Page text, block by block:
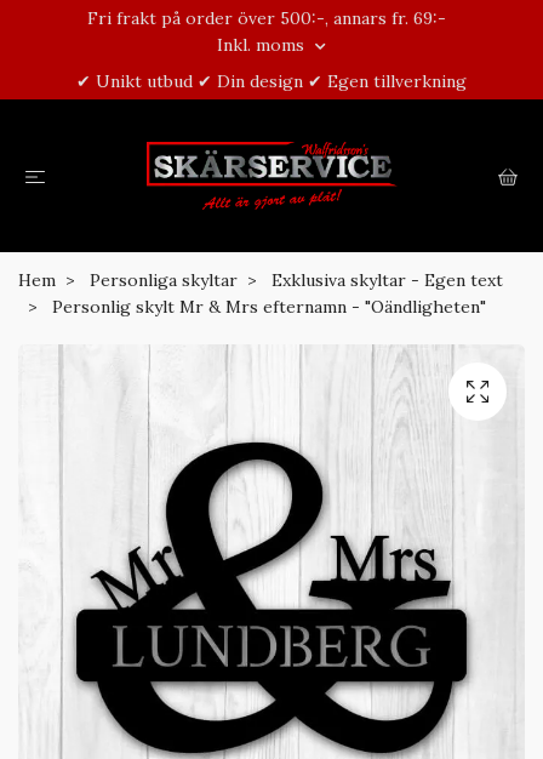
Fri frakt på order över 500:-, annars fr. 69:-
Inkl. moms
✔ Unikt utbud ✔ Din design ✔ Egen tillverkning
Hem Personliga skyltar
Exklusiva skyltar - Egen text
Personlig skylt Mr & Mrs efternamn - "Oändligheten"